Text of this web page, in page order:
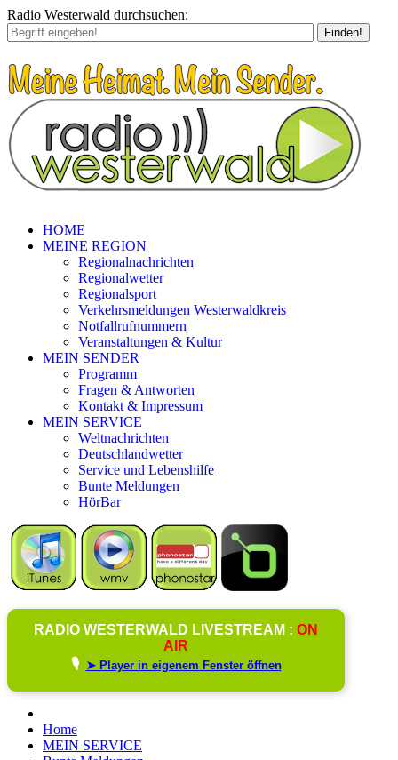
Radio Westerwald durchsuchen:
Finden!
HOME
MEINE REGION
Regionalnachrichten
Regionalwetter
Regionalsport
Verkehrsmeldungen Westerwaldkreis
Notfallrufnummern
Veranstaltungen & Kultur
MEIN SENDER
Programm
Fragen & Antworten
Kontakt & Impressum
MEIN SERVICE
Weltnachrichten
Deutschlandwetter
Service und Lebenshilfe
Bunte Meldungen
HörBar
RADIO WESTERWALD LIVESTREAM : ON
AIR
🎙️ ➤ Player in eigenem Fenster öffnen
Home
MEIN SERVICE